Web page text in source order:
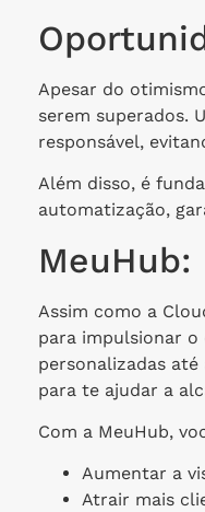
Apesar do
serem superados.
responsável,
Além disso, é
automatização,
Assim como a
para impulsionar o
personalizadas
para te ajudar a
Com a MeuHub,
Aumentar a
Atrair mais